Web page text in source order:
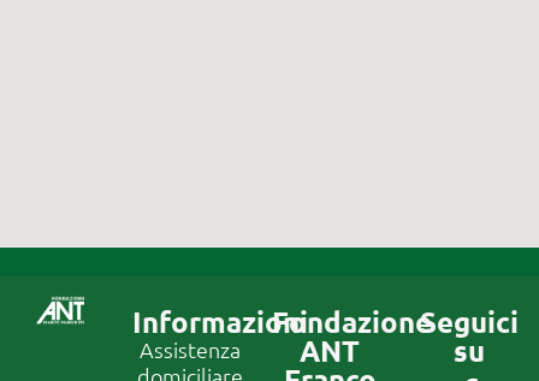
Informazioni
Assistenza
Fondazione
ANT
Seguici
su